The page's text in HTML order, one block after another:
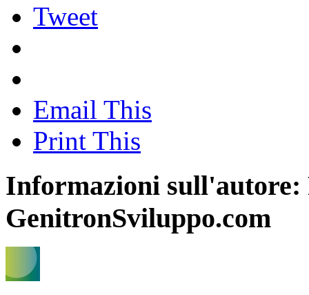
Tweet
Email This
Print This
Informazioni sull'autore:
GenitronSviluppo.com